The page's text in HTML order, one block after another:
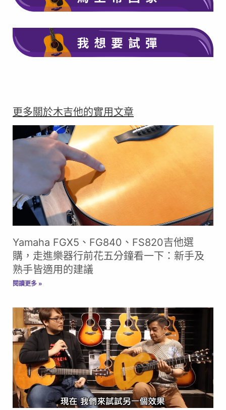
在此點擊
更多關於木吉他的實用文章
Yamaha FGX5、FG840、FS820吉他選
購，走進樂器行前花五分鐘看一下：新手及
熟手皆適用的建議
閱讀更多 »